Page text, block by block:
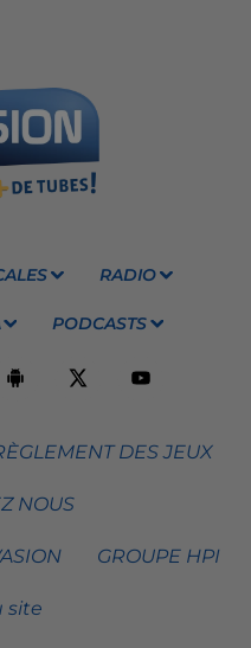
RADIO
PODCASTS
DES JEUX
NOUS
GROUPE HPI
site